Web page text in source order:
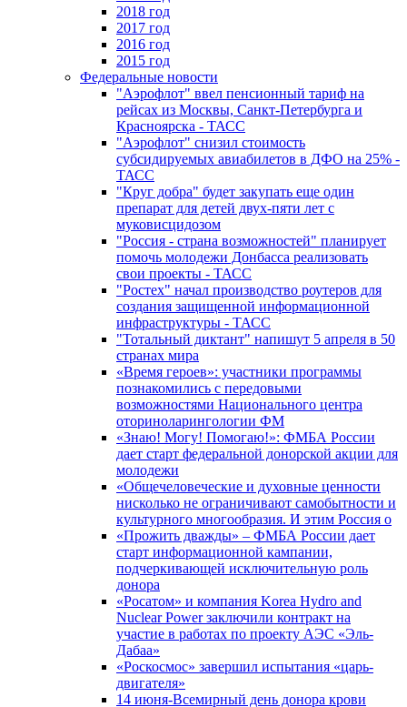
2018 год
2017 год
2016 год
2015 год
Федеральные новости
"Аэрофлот" ввел пенсионный тариф на
рейсах из Москвы, Санкт-Петербурга и
Красноярска - ТАСС
"Аэрофлот" снизил стоимость
субсидируемых авиабилетов в ДФО на 25% -
ТАСС
"Круг добра" будет закупать еще один
препарат для детей двух-пяти лет с
муковисцидозом
"Россия - страна возможностей" планирует
помочь молодежи Донбасса реализовать
свои проекты - ТАСС
"Ростех" начал производство роутеров для
создания защищенной информационной
инфраструктуры - ТАСС
"Тотальный диктант" напишут 5 апреля в 50
странах мира
«Время героев»: участники программы
познакомились с передовыми
возможностями Национального центра
оториноларингологии ФМ
«Знаю! Могу! Помогаю!»: ФМБА России
дает старт федеральной донорской акции для
молодежи
«Общечеловеческие и духовные ценности
нисколько не ограничивают самобытности и
культурного многообразия. И этим Россия о
«Прожить дважды» – ФМБА России дает
старт информационной кампании,
подчеркивающей исключительную роль
донора
«Росатом» и компания Korea Hydro and
Nuclear Power заключили контракт на
участие в работах по проекту АЭС «Эль-
Дабаа»
«Роскосмос» завершил испытания «царь-
двигателя»
14 июня-Всемирный день донора крови